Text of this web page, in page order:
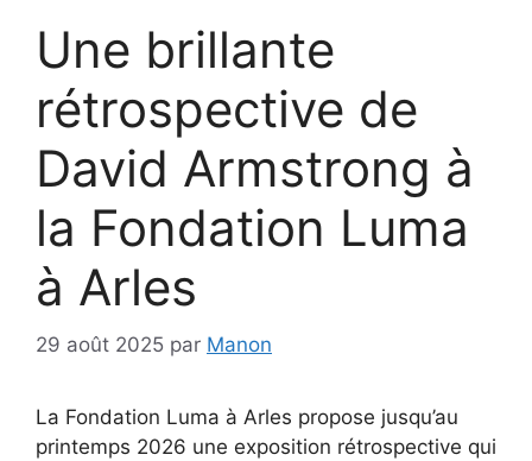
Une brillante
rétrospective de
David Armstrong à
la Fondation Luma
à Arles
29 août 2025 par Manon
La Fondation Luma à Arles propose jusqu’au
printemps 2026 une exposition rétrospective qui